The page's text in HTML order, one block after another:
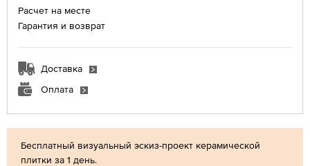
Бесплатный визуальный эскиз-проект керамической
плитки за 1 день.
Расчет на месте
Гарантия и возврат
Доставка
Оплата